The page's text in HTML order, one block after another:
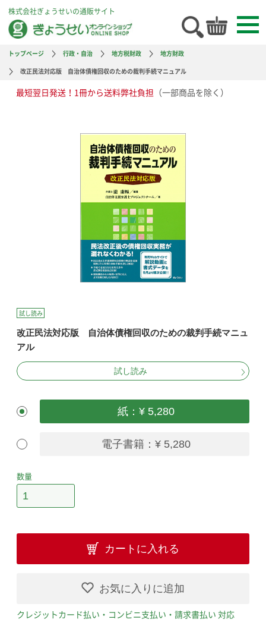
株式会社ぎょうせいの通販サイト
トップページ 行政・自治 地方税財政
地方財政
改正民法対応版 自治体債権回収のための裁判手続マニュアル
最短翌日発送！1冊から送料弊社負担 （一部商品を除く）
試し読み
改正民法対応版 自治体債権回収のための裁判手続マニュ
アル
試し読み
紙：¥ 5,280
電子書籍：¥ 5,280
数量
カートに入れる
お気に入りに追加
クレジットカード払い・コンビニ支払い・請求書払い 対応